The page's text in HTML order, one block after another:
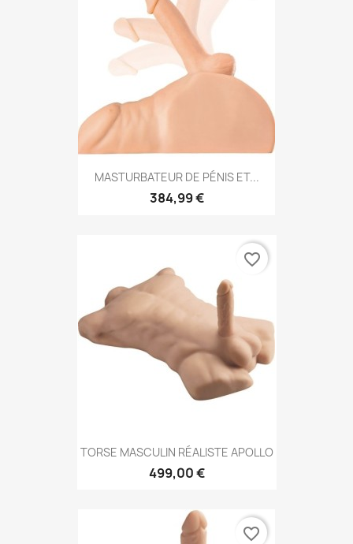
MASTURBATEUR DE PÉNIS ET...
384,99 €
TORSE MASCULIN RÉALISTE APOLLO
499,00 €
favorite_border
favorite_border